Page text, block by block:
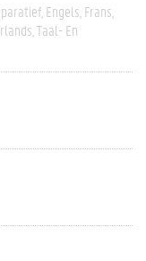
Engels Frans
Taal- En